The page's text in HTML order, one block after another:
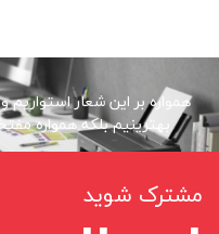
همواره بر این شعار
بهترینیم بلکه همواره
مشترک شوید